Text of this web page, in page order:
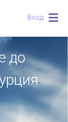
Вход
до